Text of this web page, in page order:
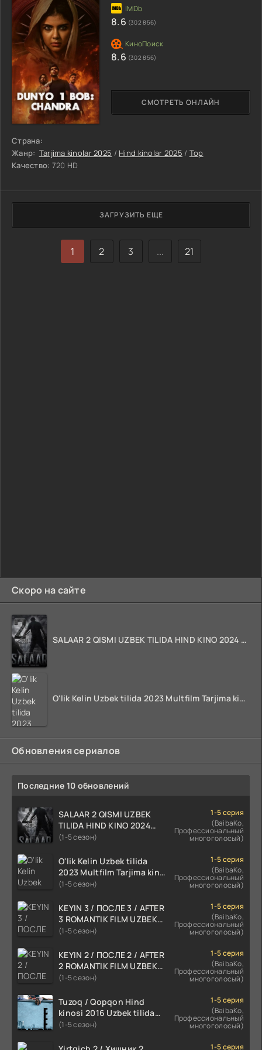
Скоро на сайте
SALAAR 2 QISMI UZBEK TILIDA HIND KINO 2024 TARJIMA 720p HD Skachat
O'lik Kelin Uzbek tilida 2023 Multfilm Tarjima kino skachat
Обновления сериалов
Последние 10 обновлений
SALAAR 2 QISMI UZBEK
TILIDA HIND KINO 2024
TARJIMA 720p HD Skachat
(1-5 сезон)
1-5 серия
(BaibaKo,
Профессиональный
многоголосый)
O'lik Kelin Uzbek tilida
2023 Multfilm Tarjima kino
skachat
(1-5 сезон)
1-5 серия
(BaibaKo,
Профессиональный
многоголосый)
KEYIN 3 / ПОСЛЕ 3 / AFTER
3 ROMANTIK FILM UZBEK
TILIDA 2021 TARJIMA FILM
(1-5 сезон)
1-5 серия
(BaibaKo,
Профессиональный
многоголосый)
KEYIN 2 / ПОСЛЕ 2 / AFTER
2 ROMANTIK FILM UZBEK
TILIDA 2020 TARJIMA FILM
(1-5 сезон)
1-5 серия
(BaibaKo,
Профессиональный
многоголосый)
Tuzoq / Qopqon Hind
kinosi 2016 Uzbek tilida
tarjima film HD
(1-5 сезон)
1-5 серия
(BaibaKo,
Профессиональный
многоголосый)
1-5 серия
Страна:
Жанр: Tarjima kinolar 2025 / Hind kinolar 2025 / Top
Качество: 720 HD
СМОТРЕТЬ ОНЛАЙН
8.6 (302 856)
8.6 (302 856)
ЗАГРУЗИТЬ ЕЩЕ
1 2 3 ... 21